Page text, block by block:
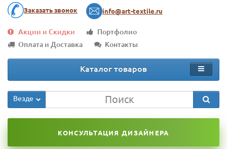
Заказать звонок info@art-textile.ru
Акции и Скидки
Портфолио
Оплата и Доставка
Контакты
Каталог товаров
Везде
КОНСУЛЬТАЦИЯ ДИЗАЙНЕРА